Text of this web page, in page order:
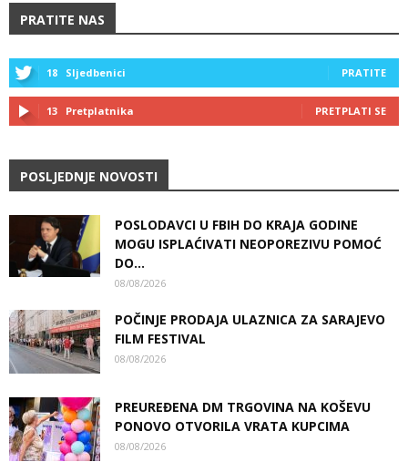
PRATITE NAS
18 Sljedbenici PRATITE
13 Pretplatnika PRETPLATI SE
POSLJEDNJE NOVOSTI
POSLODAVCI U FBIH DO KRAJA GODINE
MOGU ISPLAĆIVATI NEOPOREZIVU POMOĆ
DO...
08/08/2026
POČINJE PRODAJA ULAZNICA ZA SARAJEVO
FILM FESTIVAL
08/08/2026
PREUREĐENA DM TRGOVINA NA KOŠEVU
PONOVO OTVORILA VRATA KUPCIMA
08/08/2026